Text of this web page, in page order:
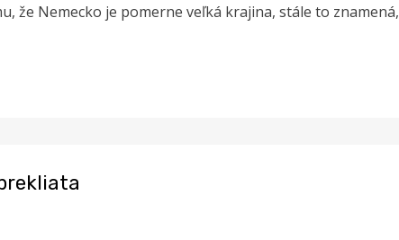
že Nemecko je pomerne veľká krajina, stále to znamená,